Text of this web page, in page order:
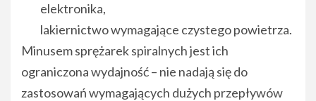
elektronika,
lakiernictwo wymagające czystego powietrza.
Minusem sprężarek spiralnych jest ich
ograniczona wydajność – nie nadają się do
zastosowań wymagających dużych przepływów